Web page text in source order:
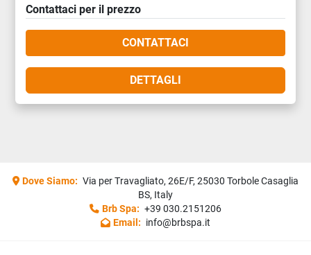
Contattaci per il prezzo
CONTATTACI
DETTAGLI
Dove Siamo: Via per Travagliato, 26E/F, 25030 Torbole Casaglia
BS, Italy
Brb Spa: +39 030.2151206
Email: info@brbspa.it